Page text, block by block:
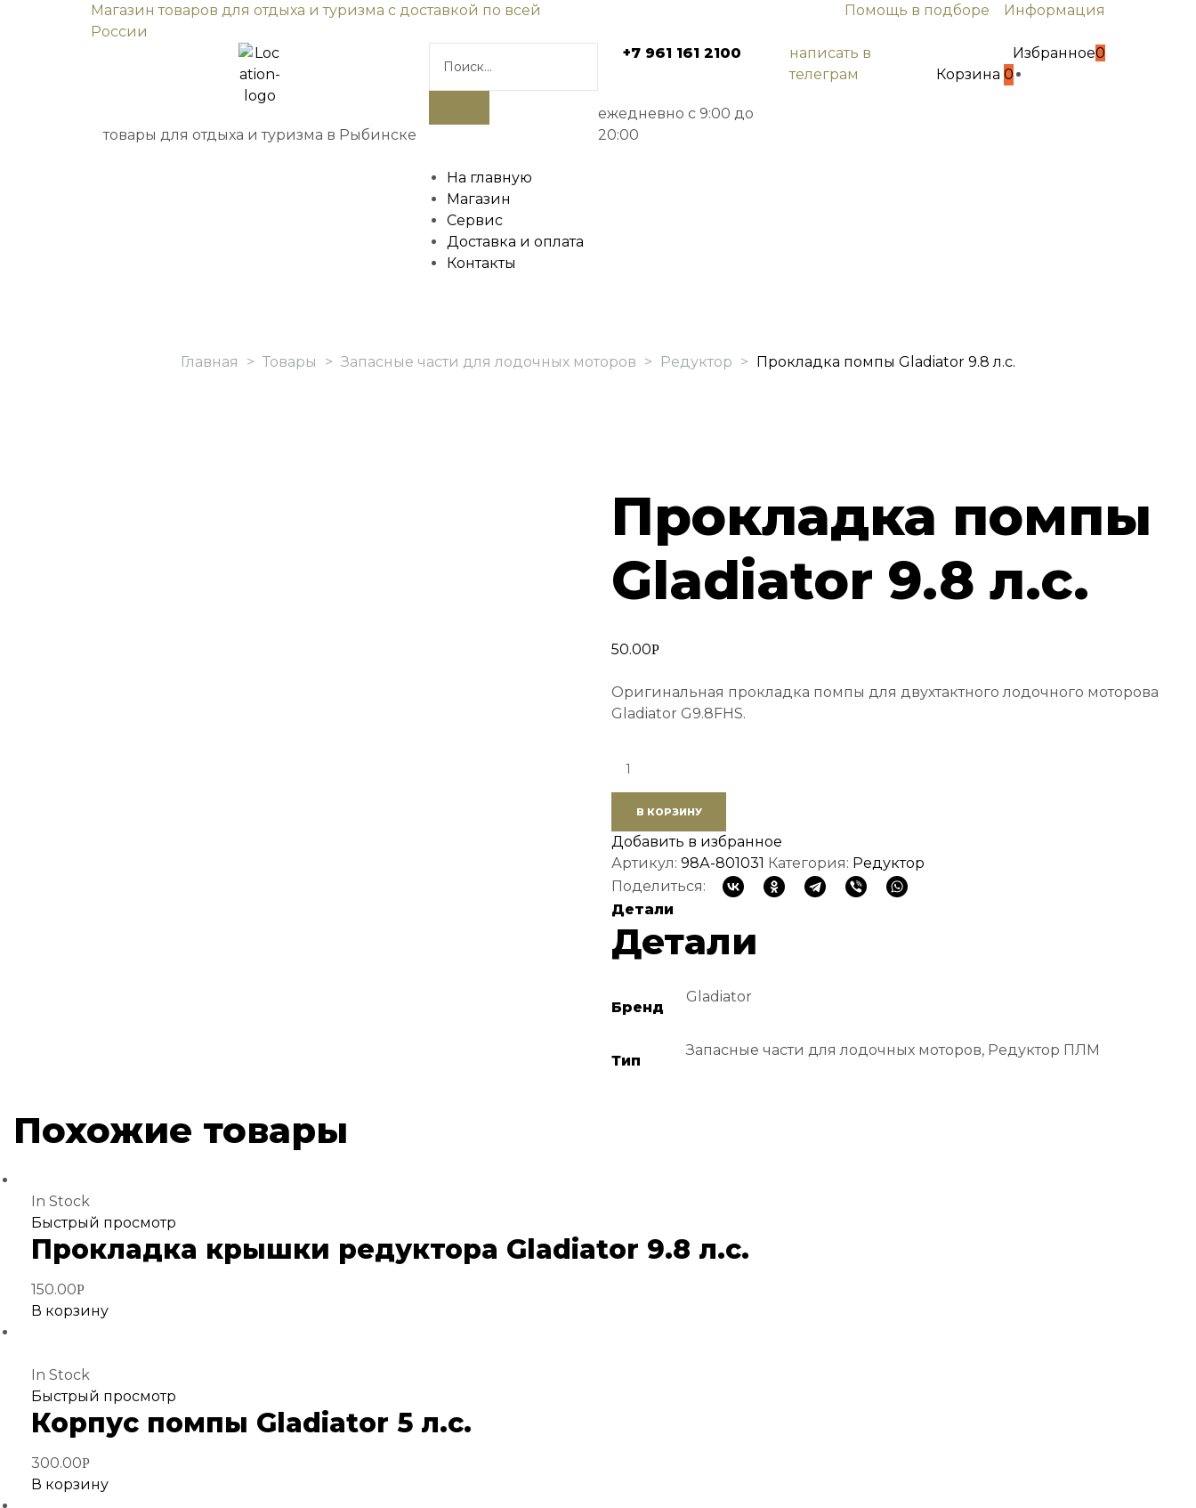
Магазин товаров для отдыха и туризма с доставкой по всей
России
Помощь в подборе Информация
товары для отдыха и туризма в Рыбинске
+7 961 161 2100
ежедневно с 9:00 до
20:00
написать в
телеграм
Избранное0
Корзина 0
На главную
Магазин
Сервис
Доставка и оплата
Контакты
Главная > Товары > Запасные части для лодочных моторов > Редуктор > Прокладка помпы Gladiator 9.8 л.с.
Прокладка помпы
Gladiator 9.8 л.с.
50.00Р
Оригинальная прокладка помпы для двухтактного лодочного моторова
Gladiator G9.8FHS.
В КОРЗИНУ
Добавить в избранное
Артикул: 98А-801031 Категория: Редуктор
Поделиться:
Детали
Детали
Бренд
Gladiator
Тип
Запасные части для лодочных моторов, Редуктор ПЛМ
Похожие товары
In Stock
Добавить
в
избранное
Быстрый просмотр
Прокладка крышки редуктора Gladiator 9.8 л.с.
150.00Р
В корзину
In Stock
Добавить
в
избранное
Быстрый просмотр
Корпус помпы Gladiator 5 л.с.
300.00Р
В корзину